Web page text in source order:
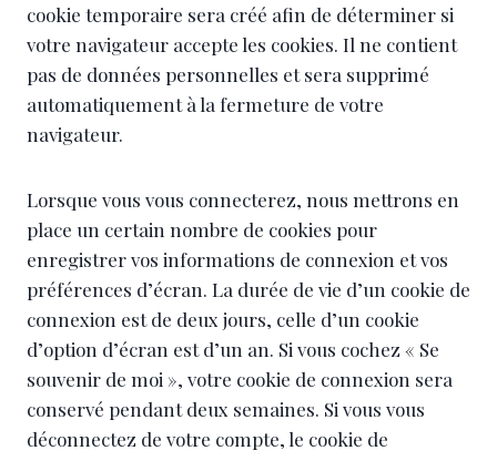
cookie temporaire sera créé afin de déterminer si
votre navigateur accepte les cookies. Il ne contient
pas de données personnelles et sera supprimé
automatiquement à la fermeture de votre
navigateur.
Lorsque vous vous connecterez, nous mettrons en
place un certain nombre de cookies pour
enregistrer vos informations de connexion et vos
préférences d’écran. La durée de vie d’un cookie de
connexion est de deux jours, celle d’un cookie
d’option d’écran est d’un an. Si vous cochez « Se
souvenir de moi », votre cookie de connexion sera
conservé pendant deux semaines. Si vous vous
déconnectez de votre compte, le cookie de